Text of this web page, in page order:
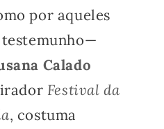
por aqueles
testemunho—
Calado
Festival da
, costuma